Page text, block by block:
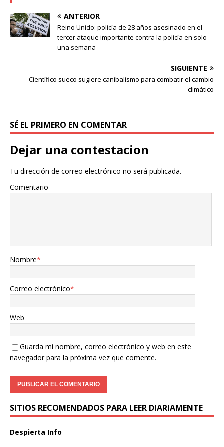
ANTERIOR
Reino Unido: policía de 28 años asesinado en el
tercer ataque importante contra la policía en solo
una semana
SIGUIENTE
Científico sueco sugiere canibalismo para combatir el cambio
climático
SÉ EL PRIMERO EN COMENTAR
Dejar una contestacion
Tu dirección de correo electrónico no será publicada.
Comentario
Nombre*
Correo electrónico*
Web
Guarda mi nombre, correo electrónico y web en este
navegador para la próxima vez que comente.
SITIOS RECOMENDADOS PARA LEER DIARIAMENTE
Despierta Info